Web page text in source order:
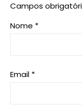
Campos
Nome *
Email *